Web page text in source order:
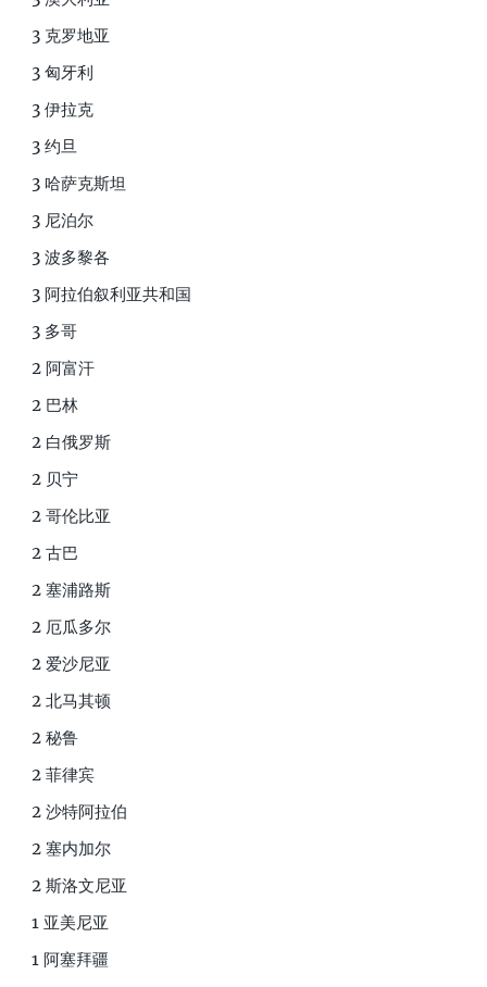
3 克罗地亚
3 匈牙利
3 伊拉克
3 约旦
3 哈萨克斯坦
3 尼泊尔
3 波多黎各
3 阿拉伯叙利亚共和国
3 多哥
2 阿富汗
2 巴林
2 白俄罗斯
2 贝宁
2 哥伦比亚
2 古巴
2 塞浦路斯
2 厄瓜多尔
2 爱沙尼亚
2 北马其顿
2 秘鲁
2 菲律宾
2 沙特阿拉伯
2 塞内加尔
2 斯洛文尼亚
1 亚美尼亚
1 阿塞拜疆